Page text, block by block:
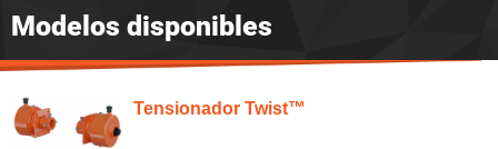
Modelos disponibles
Tensionador Twist™